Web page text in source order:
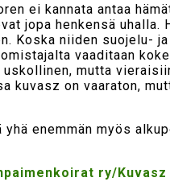
ei kannata antaa
jopa henkensä
Koska niiden suojelu-
vaaditaan
mutta
kuvasz on vaaraton,
enemmän myös
ry/Kuvasz